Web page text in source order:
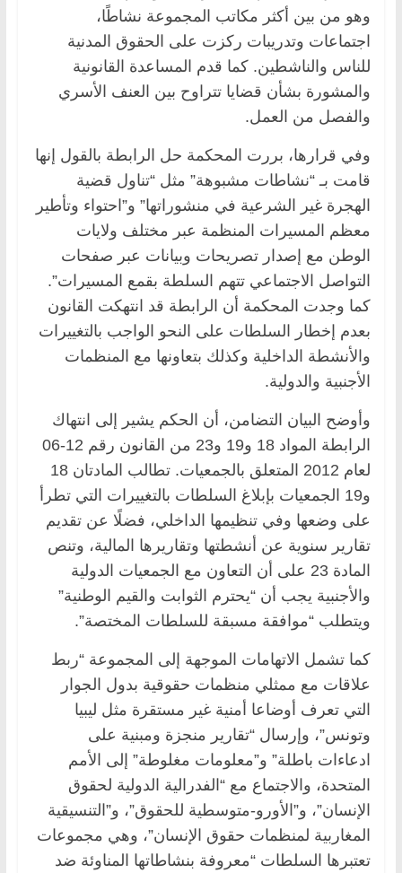
وهو من بين أكثر مكاتب المجموعة نشاطًا،
اجتماعات وتدريبات ركزت على الحقوق المدنية
للناس والناشطين. كما قدم المساعدة القانونية
والمشورة بشأن قضايا تتراوح بين العنف الأسري
والفصل من العمل.
وفي قرارها، بررت المحكمة حل الرابطة بالقول إنها
قامت بـ “نشاطات مشبوهة” مثل “تناول قضية
الهجرة غير الشرعية في منشوراتها” و”احتواء وتأطير
معظم المسيرات المنظمة عبر مختلف ولايات
الوطن مع إصدار تصريحات وبيانات عبر صفحات
التواصل الاجتماعي تتهم السلطة بقمع المسيرات”.
كما وجدت المحكمة أن الرابطة قد انتهكت القانون
بعدم إخطار السلطات على النحو الواجب بالتغييرات
والأنشطة الداخلية وكذلك بتعاونها مع المنظمات
الأجنبية والدولية.
وأوضح البيان التضامن، أن الحكم يشير إلى انتهاك
الرابطة المواد 18 و19 و23 من القانون رقم 12-06
لعام 2012 المتعلق بالجمعيات. تطالب المادتان 18
و19 الجمعيات بإبلاغ السلطات بالتغييرات التي تطرأ
على وضعها وفي تنظيمها الداخلي، فضلًا عن تقديم
تقارير سنوية عن أنشطتها وتقاريرها المالية، وتنص
المادة 23 على أن التعاون مع الجمعيات الدولية
والأجنبية يجب أن “يحترم الثوابت والقيم الوطنية”
ويتطلب “موافقة مسبقة للسلطات المختصة”.
كما تشمل الاتهامات الموجهة إلى المجموعة “ربط
علاقات مع ممثلي منظمات حقوقية بدول الجوار
التي تعرف أوضاعا أمنية غير مستقرة مثل ليبيا
وتونس”، وإرسال “تقارير منجزة ومبنية على
ادعاءات باطلة” و”معلومات مغلوطة” إلى الأمم
المتحدة، والاجتماع مع “الفدرالية الدولية لحقوق
الإنسان”، و”الأورو-متوسطية للحقوق”، و”التنسيقية
المغاربية لمنظمات حقوق الإنسان”، وهي مجموعات
تعتبرها السلطات “معروفة بنشاطاتها المناوئة ضد